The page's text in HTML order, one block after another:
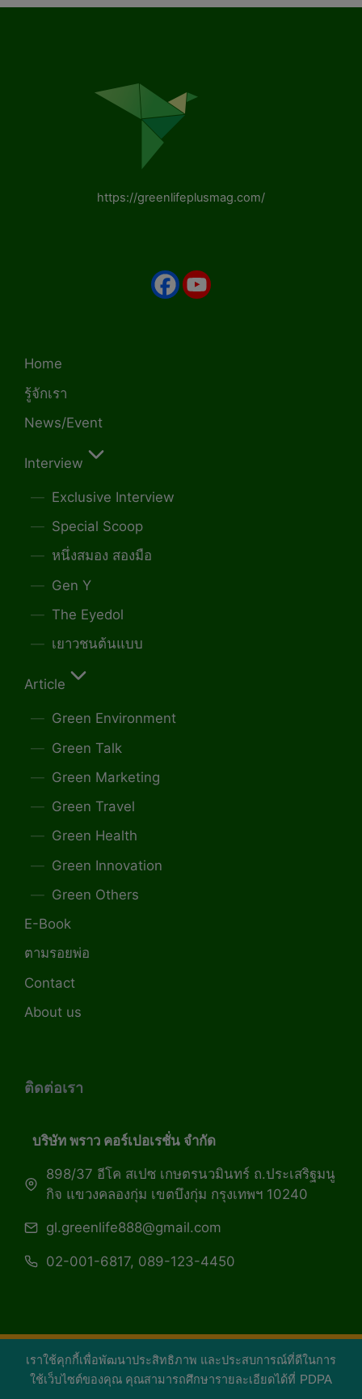
เราใช้คุกกี้เพื่อพัฒนาประสิทธิภาพ และประสบการณ์ที่ดีในการ
ใช้เว็บไซต์ของคุณ คุณสามารถศึกษารายละเอียดได้ที่ PDPA
https://greenlifeplusmag.com/
Home
รู้จักเรา
News/Event
Interview
Exclusive Interview
Special Scoop
หนึ่งสมอง สองมือ
Gen Y
The Eyedol
เยาวชนต้นแบบ
Article
Green Environment
Green Talk
Green Marketing
Green Travel
Green Health
Green Innovation
Green Others
E-Book
ตามรอยพ่อ
Contact
About us
ติดต่อเรา
บริษัท พราว คอร์เปอเรชั่น จำกัด
898/37 อีโค สเปซ เกษตรนวมินทร์ ถ.ประเสริฐมนู
กิจ แขวงคลองกุ่ม เขตบึงกุ่ม กรุงเทพฯ 10240
gl.greenlife888@gmail.com
02-001-6817, 089-123-4450
Copyright 2026 — Green Life Plus mag | กรีน
ไลฟ์พลัส หนังสือมีชีวิต